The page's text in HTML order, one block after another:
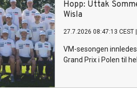
Hopp: Uttak
Wisla
27.7.2026 08:47:13 CEST
VM-sesongen
Grand Prix i Polen til